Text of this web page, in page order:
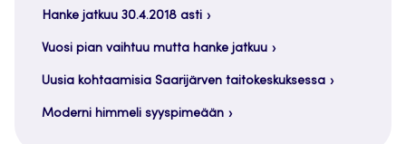
Hanke jatkuu 30.4.2018 asti
Vuosi pian vaihtuu mutta hanke jatkuu
Uusia kohtaamisia Saarijärven taitokeskuksessa
Moderni himmeli syyspimeään